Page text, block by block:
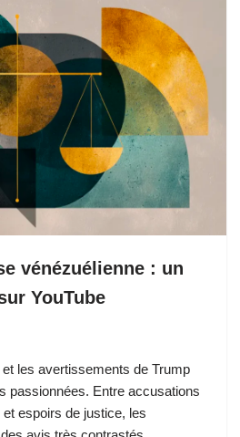
vénézuélienne : un
YouTube
les avertissements de Trump
passionnées. Entre accusations
espoirs de justice, les